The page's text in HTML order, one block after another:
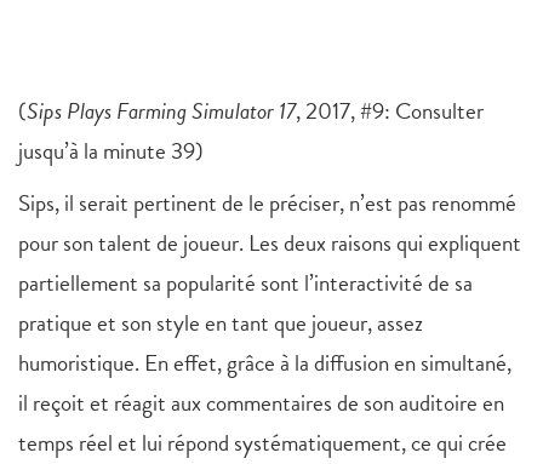
(Sips Plays Farming Simulator 17, 2017, #9: Consulter
jusqu’à la minute 39)
Sips, il serait pertinent de le préciser, n’est pas renommé
pour son talent de joueur. Les deux raisons qui expliquent
partiellement sa popularité sont l’interactivité de sa
pratique et son style en tant que joueur, assez
humoristique. En effet, grâce à la diffusion en simultané,
il reçoit et réagit aux commentaires de son auditoire en
temps réel et lui répond systématiquement, ce qui crée